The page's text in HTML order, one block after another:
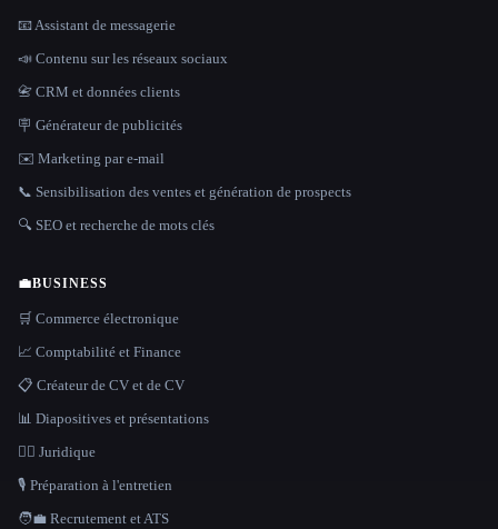
📧 Assistant de messagerie
📣 Contenu sur les réseaux sociaux
📇 CRM et données clients
🪧 Générateur de publicités
✉️ Marketing par e-mail
📞 Sensibilisation des ventes et génération de prospects
🔍 SEO et recherche de mots clés
💼BUSINESS
🛒 Commerce électronique
📈 Comptabilité et Finance
📋 Créateur de CV et de CV
📊 Diapositives et présentations
👩‍⚖️ Juridique
🎙️ Préparation à l'entretien
🧑‍💼 Recrutement et ATS